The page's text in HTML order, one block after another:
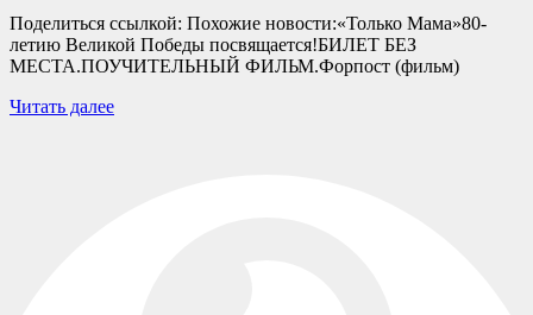
Поделиться ссылкой: Похожие новости:«Только Мама»80-
летию Великой Победы посвящается!БИЛЕТ БЕЗ
МЕСТА.ПОУЧИТЕЛЬНЫЙ ФИЛЬМ.Форпост (фильм)
Читать далее